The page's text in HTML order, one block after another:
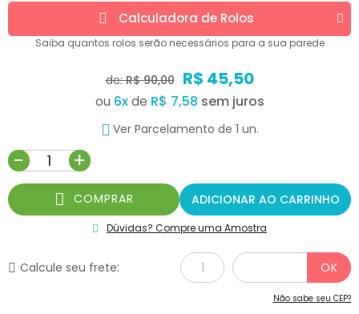
Calculadora de Rolos
Saiba quantos rolos serão necessários para a sua parede
de:R$ 90,00 R$ 45,50
ou 6xde R$ 7,58
Ver Parcelamento de 1 un.
- +
COMPRAR ADICIONAR AO CARRINHO
Dúvidas? Compre uma Amostra
Calcule seu frete:
Não sabe seu CEP?